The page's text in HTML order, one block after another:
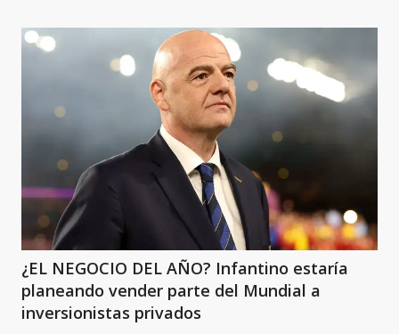
¿EL NEGOCIO DEL AÑO? Infantino estaría
planeando vender parte del Mundial a
inversionistas privados